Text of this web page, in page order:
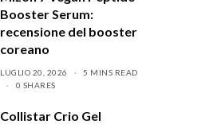
Booster Serum:
recensione del booster
coreano
LUGLIO 20, 2026
5 MINS READ
0 SHARES
Collistar Crio Gel